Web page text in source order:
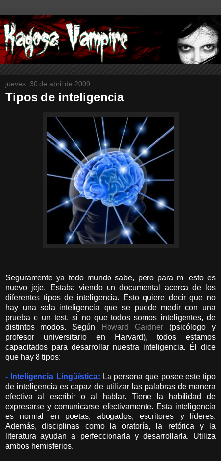
jueves, 30 de abril de 2009
Tipos de inteligencia
Seguramente ya todo mundo sabe, pero para mi esto es
nuevo jeje. Estaba viendo un documental acerca de los
diferentes tipos de inteligencia. Esto quiere decir que no
hay una sola inteligencia que se puede medir con una
prueba o un test, si no que todos somos inteligentes, de
distintos modos. Según
Howard Gardner (psicólogo y
profesor universitario en Harvard), todos estamos
capacitados para desarrollar nuestra inteligencia. Él dice
que hay 8 tipos:
- Inteligencia Lingüística: La persona que posee este tipo
de inteligencia es capaz de utilizar las palabras de manera
efectiva al escribir o al hablar. Tiene la habilidad de
expresarse y comunicarse efectivamente. Esta inteligencia
es normal en poetas, abogados, escritores y líderes.
Además, disciplinas como la oratoría, la retórica y la
literatura ayudan a perfeccionarla y desarrollarla. Utiliza
ambos hemisferios.